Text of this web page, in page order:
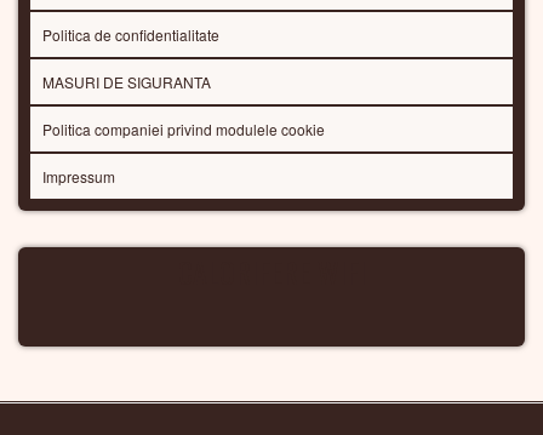
Politica de confidentialitate
MASURI DE SIGURANTA
Politica companiei privind modulele cookie
Impressum